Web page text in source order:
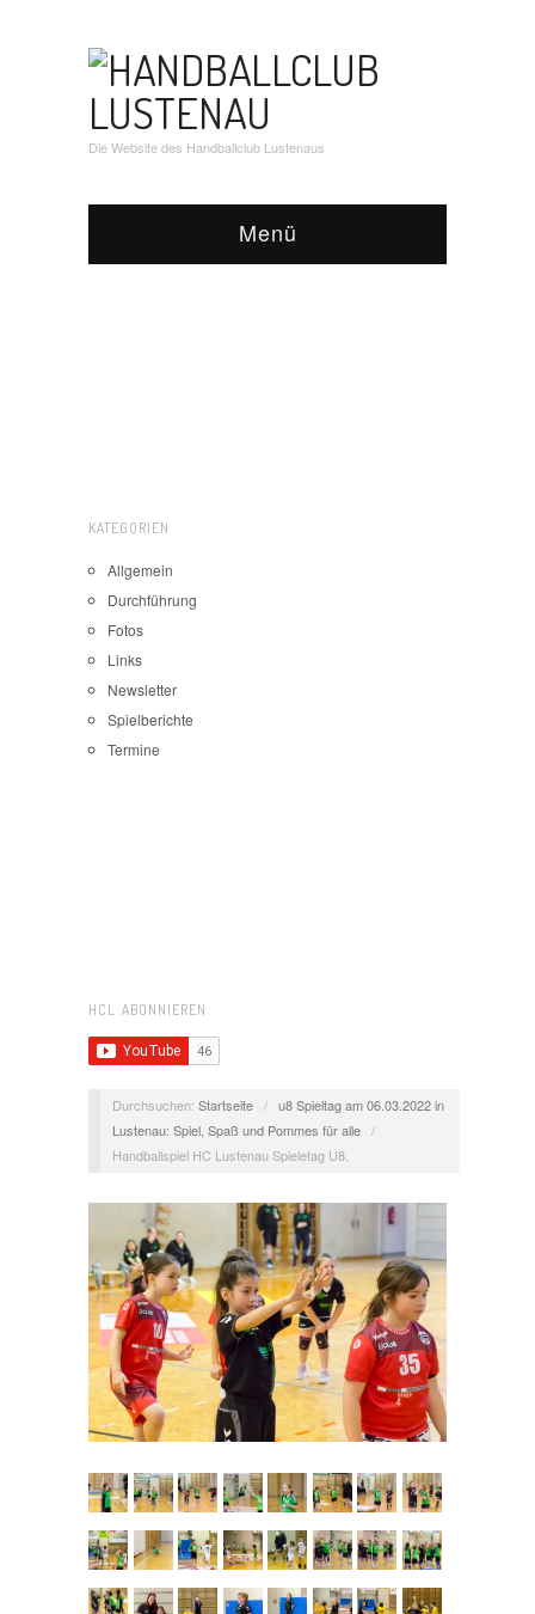
Die Website des Handballclub Lustenaus
Menü
KATEGORIEN
Allgemein
Durchführung
Fotos
Links
Newsletter
Spielberichte
Termine
HCL ABONNIEREN
Durchsuchen: Startseite / u8 Spieltag am 06.03.2022 in
Lustenau: Spiel, Spaß und Pommes für alle /
Handballspiel HC Lustenau Spieletag U8.